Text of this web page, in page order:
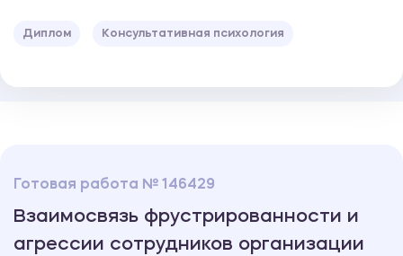
Диплом Консультативная психология
Готовая работа № 146429
Взаимосвязь фрустрированности и
агрессии сотрудников организации